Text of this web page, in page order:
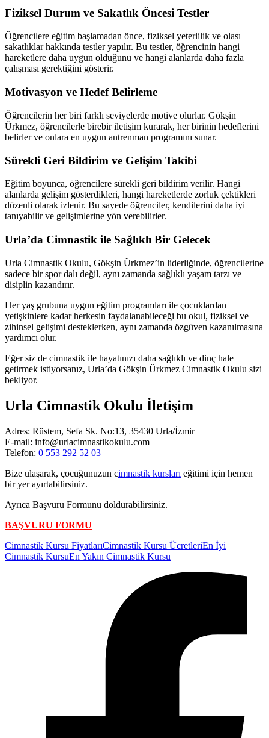
Fiziksel Durum ve Sakatlık Öncesi Testler
Öğrencilere eğitim başlamadan önce, fiziksel yeterlilik ve olası
sakatlıklar hakkında testler yapılır. Bu testler, öğrencinin hangi
hareketlere daha uygun olduğunu ve hangi alanlarda daha fazla
çalışması gerektiğini gösterir.
Motivasyon ve Hedef Belirleme
Öğrencilerin her biri farklı seviyelerde motive olurlar. Gökşin
Ürkmez, öğrencilerle birebir iletişim kurarak, her birinin hedeflerini
belirler ve onlara en uygun antrenman programını sunar.
Sürekli Geri Bildirim ve Gelişim Takibi
Eğitim boyunca, öğrencilere sürekli geri bildirim verilir. Hangi
alanlarda gelişim gösterdikleri, hangi hareketlerde zorluk çektikleri
düzenli olarak izlenir. Bu sayede öğrenciler, kendilerini daha iyi
tanıyabilir ve gelişimlerine yön verebilirler.
Urla’da Cimnastik ile Sağlıklı Bir Gelecek
Urla Cimnastik Okulu, Gökşin Ürkmez’in liderliğinde, öğrencilerine
sadece bir spor dalı değil, aynı zamanda sağlıklı yaşam tarzı ve
disiplin kazandırır.
Her yaş grubuna uygun eğitim programları ile çocuklardan
yetişkinlere kadar herkesin faydalanabileceği bu okul, fiziksel ve
zihinsel gelişimi desteklerken, aynı zamanda özgüven kazanılmasına
yardımcı olur.
Eğer siz de cimnastik ile hayatınızı daha sağlıklı ve dinç hale
getirmek istiyorsanız, Urla’da Gökşin Ürkmez Cimnastik Okulu sizi
bekliyor.
Urla Cimnastik Okulu İletişim
Adres: Rüstem, Sefa Sk. No:13, 35430 Urla/İzmir
E-mail: info@urlacimnastikokulu.com
Telefon: 0 553 292 52 03
Bize ulaşarak, çocuğunuzun cimnastik kursları eğitimi için hemen
bir yer ayırtabilirsiniz.
Ayrıca Başvuru Formunu doldurabilirsiniz.
BAŞVURU FORMU
Etiketler:
Cimnastik Kursu FiyatlarıCimnastik Kursu ÜcretleriEn İyi
Cimnastik KursuEn Yakın Cimnastik Kursu